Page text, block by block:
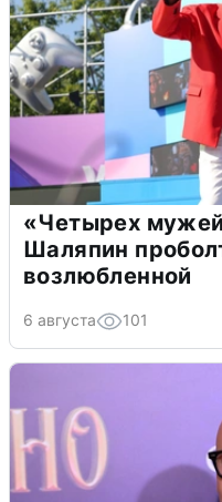
«Четырех
Шаляпин
возлюбленной
6 августа 101